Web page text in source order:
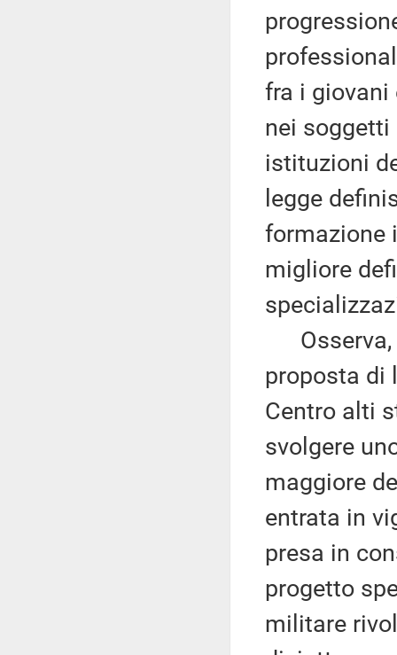
fra i giovani
nei
istituzioni
legge
formazione
migliore
Osserva,
proposta di
Centro alti
svolgere
maggiore
entrata in
presa in
progetto
militare